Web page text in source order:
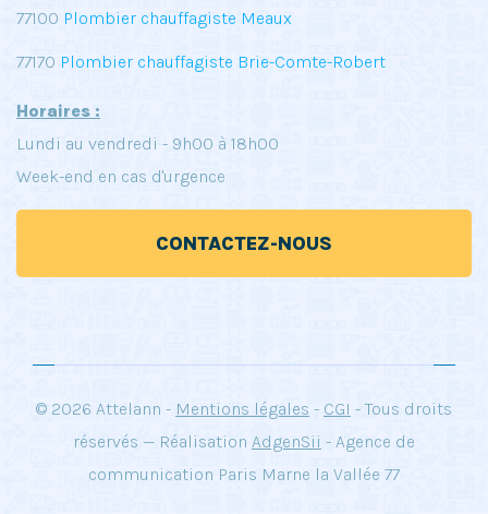
77100 Plombier chauffagiste Meaux
77170 Plombier chauffagiste Brie-Comte-Robert
Horaires :
Lundi au vendredi - 9h00 à 18h00
Week-end en cas d'urgence
CONTACTEZ-NOUS
© 2026 Attelann - Mentions légales - CGI - Tous droits
réservés — Réalisation AdgenSii - Agence de
communication Paris Marne la Vallée 77